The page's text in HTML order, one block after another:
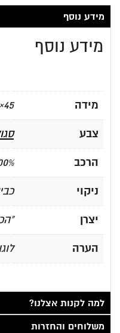
מידע נוסף
מידע נוסף
מידה 45×45
צבע
הרכב 100%
ניקוי
יצרן
הערה
למה לקנות אצלנו?
משלוחים והחזרות